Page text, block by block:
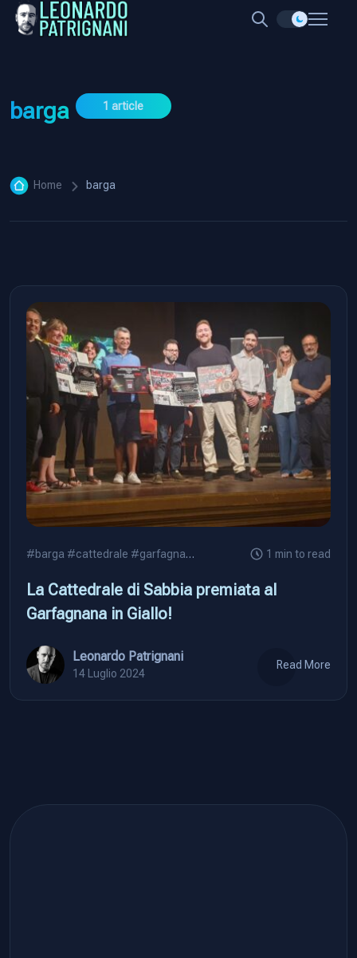
barga 1 article
Home barga
#barga #cattedrale #garfagnana 1 min to read
La Cattedrale di Sabbia premiata al
Garfagnana in Giallo!
Leonardo Patrignani
14 Luglio 2024
Read More